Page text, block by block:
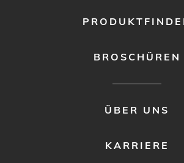
BROSCHÜREN
ÜBER UNS
KARRIERE